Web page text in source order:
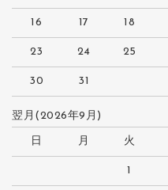
16 17 18
23 24 25
30 31
翌月(2026年9月)
日 月 火
1